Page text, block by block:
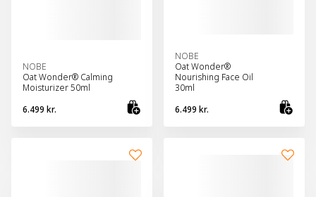
NOBE
Oat Wonder® Calming
Moisturizer 50ml
6.499 kr.
NOBE
Oat Wonder®
Nourishing Face Oil
30ml
6.499 kr.